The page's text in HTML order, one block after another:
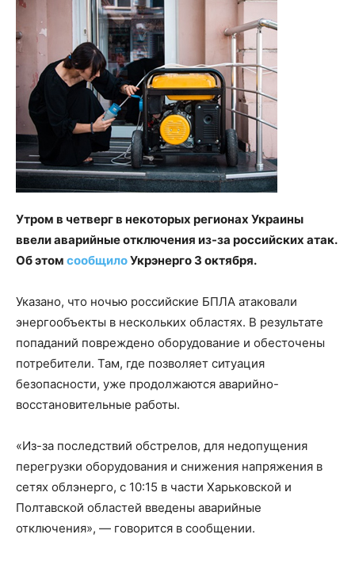
Утром в четверг в некоторых регионах Украины
ввели аварийные отключения из-за российских атак.
Об этом сообщилоУкрэнерго 3 октября.
Указано, что ночью российские БПЛА атаковали
энергообъекты в нескольких областях. В результате
попаданий повреждено оборудование и обесточены
потребители. Там, где позволяет ситуация
безопасности, уже продолжаются аварийно-
восстановительные работы.
«Из-за последствий обстрелов, для недопущения
перегрузки оборудования и снижения напряжения в
сетях облэнерго, с 10:15 в части Харьковской и
Полтавской областей введены аварийные
отключения», — говорится в сообщении.